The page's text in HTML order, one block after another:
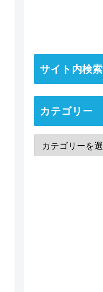
サイト内検索
カテゴリー